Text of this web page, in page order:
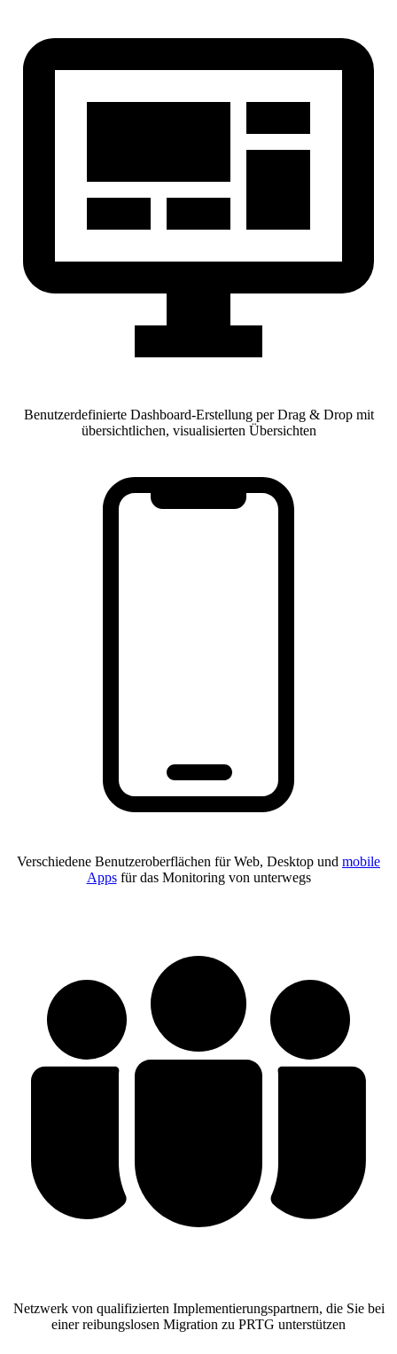
Benutzerdefinierte Dashboard-Erstellung per Drag & Drop mit
übersichtlichen, visualisierten Übersichten
Verschiedene Benutzeroberflächen für Web, Desktop und mobile
Appsfür das Monitoring von unterwegs
Netzwerk von qualifizierten Implementierungspartnern, die Sie bei
einer reibungslosen Migration zu PRTG unterstützen